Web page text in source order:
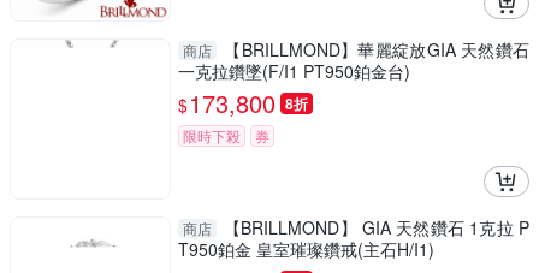
商店
【BRILLMOND】華麗綻放GIA 天然鑽石
一克拉鑽墜(F/I1 PT950鉑金台)
$173,800 8折
限時下殺 券
商店
【BRILLMOND】 GIA 天然鑽石 1克拉 P
T950鉑金 皇室璀璨鑽戒(主石H/I1)